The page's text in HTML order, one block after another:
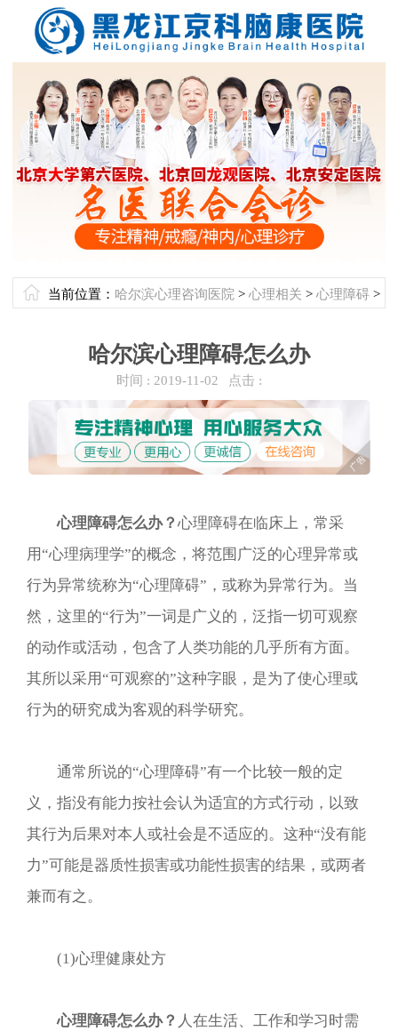
当前位置： 哈尔滨心理咨询医院 > 心理相关 > 心理障碍>
哈尔滨心理障碍怎么办
时间 : 2019-11-02 点击 :
心理障碍怎么办？心理障碍在临床上，常采
用“心理病理学”的概念，将范围广泛的心理异常或
行为异常统称为“心理障碍”，或称为异常行为。当
然，这里的“行为”一词是广义的，泛指一切可观察
的动作或活动，包含了人类功能的几乎所有方面。
其所以采用“可观察的”这种字眼，是为了使心理或
行为的研究成为客观的科学研究。
通常所说的“心理障碍”有一个比较一般的定
义，指没有能力按社会认为适宜的方式行动，以致
其行为后果对本人或社会是不适应的。这种“没有能
力”可能是器质性损害或功能性损害的结果，或两者
兼而有之。
(1)心理健康处方
心理障碍怎么办？ 人在生活、工作和学习时需